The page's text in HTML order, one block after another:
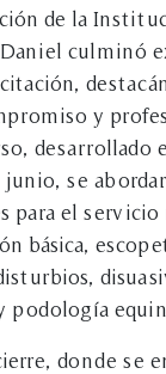
de la
culminó
y
desarrollado
junio, se
para el
básica,
podología
donde se